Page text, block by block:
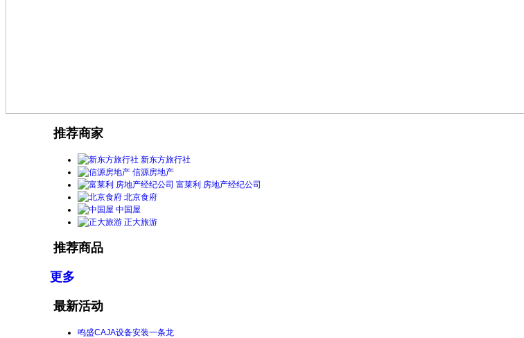
推荐商家
新东方旅行社
信源房地产
富莱利 房地产经纪公司
北京食府
中国屋
正大旅游
推荐商品
更多
最新活动
鸣盛CAJA设备安装一条龙